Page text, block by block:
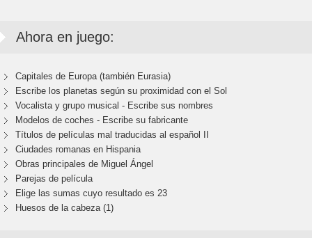
Ahora en juego:
Capitales de Europa (también Eurasia)
Escribe los planetas según su proximidad con el Sol
Vocalista y grupo musical - Escribe sus nombres
Modelos de coches - Escribe su fabricante
Títulos de películas mal traducidas al español II
Ciudades romanas en Hispania
Obras principales de Miguel Ángel
Parejas de película
Elige las sumas cuyo resultado es 23
Huesos de la cabeza (1)